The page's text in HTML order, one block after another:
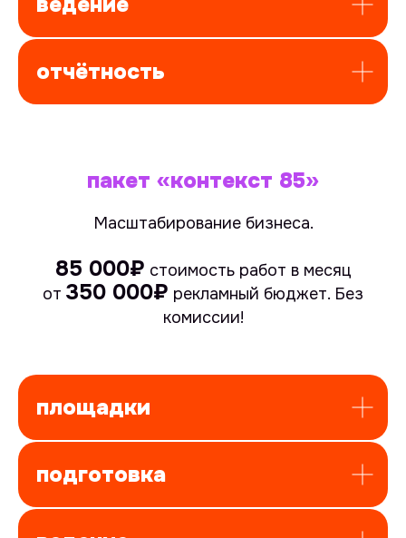
отчётность
пакет «контекст 85»
Масштабирование бизнеса.
85 000₽ стоимость работ в месяц
от 350 000₽ рекламный бюджет. Без
комиссии!
площадки
подготовка